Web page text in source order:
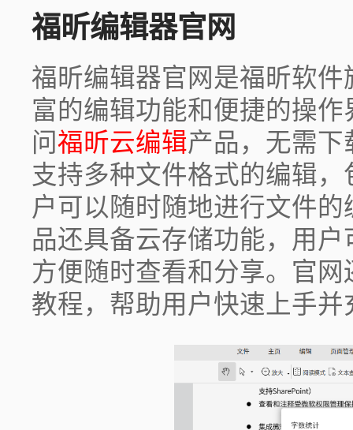
福昕编辑器官网
福昕编辑器官网是福昕软
富的编辑功能和便捷的操
问 福昕云编辑产品，无需
支持多种文件格式的编辑，
户可以随时随地进行文件
品还具备云存储功能，用
方便随时查看和分享。官
教程，帮助用户快速上手